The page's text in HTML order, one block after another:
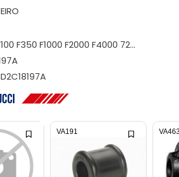
F350 F1000 F2000 F4000 72...
VA191